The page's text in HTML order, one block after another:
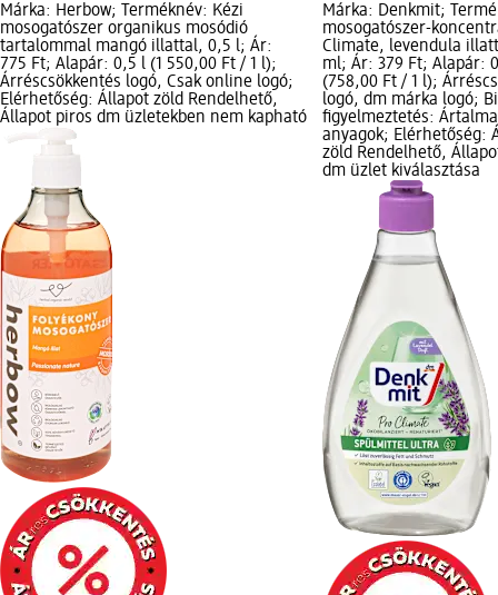
Márka: Herbow; Terméknév: Kézi
mosogatószer organikus mosódió
tartalommal mangó illattal, 0,5 l; Ár:
775 Ft; Alapár: 0,5 l (1 550,00 Ft / 1 l);
Árréscsökkentés logó, Csak online logó;
Elérhetőség: Állapot zöld Rendelhető,
Állapot piros dm üzletekben nem kapható
Márka: Denkmit;
mosogatószer-
Climate, levendula
ml; Ár: 379 Ft; Alapár:
(758,00 Ft / 1 l);
logó, dm márka logó;
figyelmeztetés:
anyagok; Elérhetőség:
zöld Rendelhető,
dm üzlet kiválasztása